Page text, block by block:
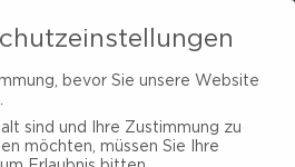
bevor Sie unsere Website
sind und Ihre Zustimmung zu
möchten, müssen Sie Ihre